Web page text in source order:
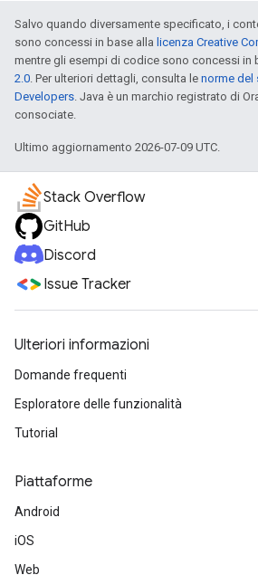
Salvo quando diversamente specificato, i
sono concessi in base alla licenza Creative
mentre gli esempi di codice sono concessi in
2.0. Per ulteriori dettagli, consulta le norme del
Developers. Java è un marchio registrato di
consociate.
Ultimo aggiornamento 2026-07-09 UTC.
Stack Overflow
GitHub
Discord
Issue Tracker
Ulteriori informazioni
Domande frequenti
Esploratore delle funzionalità
Tutorial
Piattaforme
Android
iOS
Web